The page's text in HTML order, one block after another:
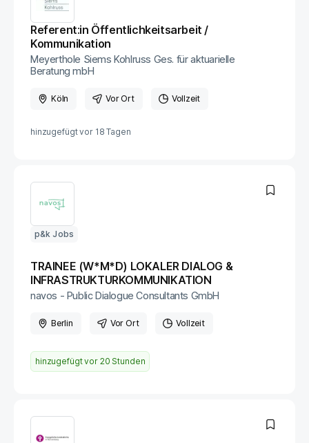
Referent:in Öffentlichkeitsarbeit /
Kommunikation
Meyerthole Siems Kohlruss Ges. für aktuarielle
Beratung mbH
Köln Vor Ort Vollzeit
hinzugefügt vor 18 Tagen
p&k Jobs
TRAINEE (W*M*D) LOKALER DIALOG &
INFRASTRUKTURKOMMUNIKATION
navos - Public Dialogue Consultants GmbH
Berlin Vor Ort Vollzeit
hinzugefügt vor 20 Stunden